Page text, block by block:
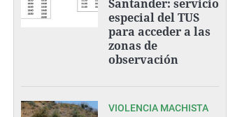
Santander: servicio
especial del TUS
para acceder a las
zonas de
observación
VIOLENCIA MACHISTA